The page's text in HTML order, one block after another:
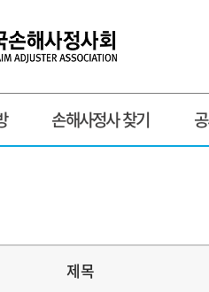
손해사정사 찾기
제목